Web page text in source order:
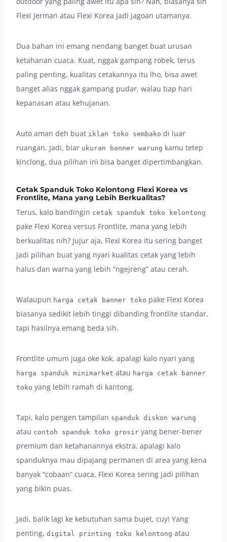
Flexi Jerman atau Flexi Korea jadi jagoan utamanya.
Dua bahan ini emang nendang banget buat urusan
ketahanan cuaca. Kuat, nggak gampang robek, terus
paling penting, kualitas cetakannya itu lho, bisa awet
banget alias nggak gampang pudar, walau tiap hari
kepanasan atau kehujanan.
Auto aman deh buat iklan toko sembako di luar
ruangan. Jadi, biar ukuran banner warung kamu tetep
kinclong, dua pilihan ini bisa banget dipertimbangkan.
Cetak Spanduk Toko Kelontong Flexi Korea vs
Frontlite, Mana yang Lebih Berkualitas?
Terus, kalo bandingin cetak spanduk toko kelontong
pake Flexi Korea versus Frontlite, mana yang lebih
berkualitas nih? Jujur aja, Flexi Korea itu sering banget
jadi pilihan buat yang nyari kualitas cetak yang lebih
halus dan warna yang lebih “ngejreng” atau cerah.
Walaupun harga cetak banner toko pake Flexi Korea
biasanya sedikit lebih tinggi dibanding frontlite standar,
tapi hasilnya emang beda sih.
Frontlite umum juga oke kok, apalagi kalo nyari yang
harga spanduk minimarket atau harga cetak banner
toko yang lebih ramah di kantong.
Tapi, kalo pengen tampilan spanduk diskon warung
atau contoh spanduk toko grosir yang bener-bener
premium dan ketahanannya ekstra, apalagi kalo
spanduknya mau dipajang permanen di area yang kena
banyak “cobaan” cuaca, Flexi Korea sering jadi pilihan
yang bikin puas.
Jadi, balik lagi ke kebutuhan sama bujet, cuy! Yang
penting, digital printing toko kelontong atau